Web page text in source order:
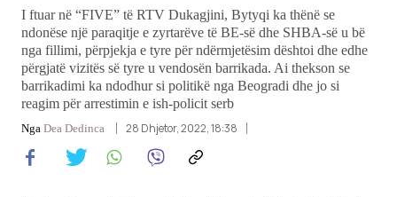
Sport
Pikëpamje
Art Jete
I ftuar në “FIVE” të RTV Dukagjini, Bytyqi ka thënë se
ndonëse një paraqitje e zyrtarëve të BE-së dhe SHBA-së u bë
nga fillimi, përpjekja e tyre për ndërmjetësim dështoi dhe edhe
përgjatë vizitës së tyre u vendosën barrikada. Ai thekson se
barrikadimi ka ndodhur si politikë nga Beogradi dhe jo si
reagim për arrestimin e ish-policit serb
Nga Dea Dedinca 28 Dhjetor, 2022, 18:38